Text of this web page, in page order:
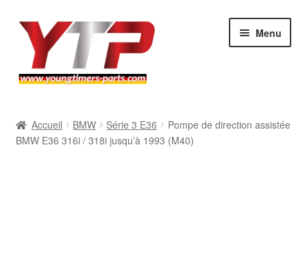
Aller
navigation
Aller
contenu
Menu
BMW
Accueil BMW Série 3 E36
Pompe de direction assistée
BMW E36 316i / 318i jusqu’à 1993 (M40)